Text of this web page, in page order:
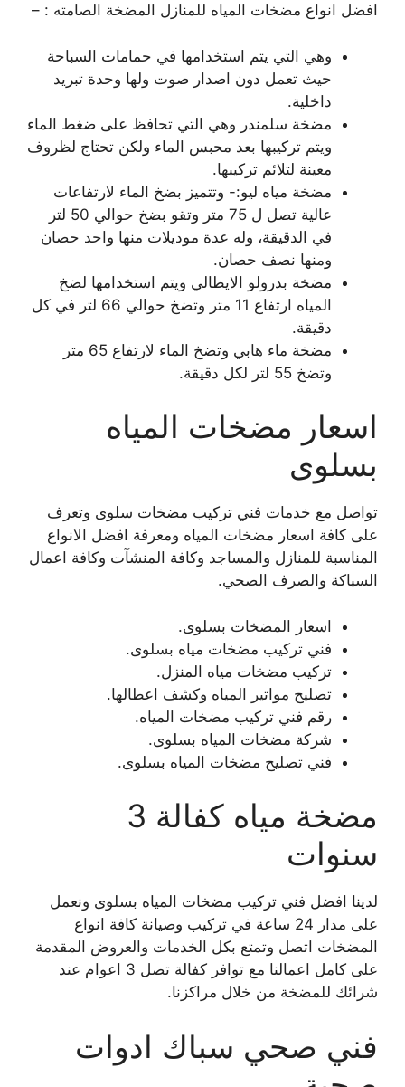
افضل انواع مضخات المياه للمنازل المضخة الصامته : –
وهي التي يتم استخدامها في حمامات السباحة
حيث تعمل دون اصدار صوت ولها وحدة تبريد
داخلية.
مضخة سلمندر وهي التي تحافظ على ضغط الماء
ويتم تركيبها بعد محبس الماء ولكن تحتاج لظروف
معينة لتلائم تركيبها.
مضخة مياه ليو:- وتتميز بضخ الماء لارتفاعات
عالية تصل ل 75 متر وتقو بضخ حوالي 50 لتر
في الدقيقة، وله عدة موديلات منها واحد حصان
ومنها نصف حصان.
مضخة بدرولو الايطالي ويتم استخدامها لضخ
المياه ارتفاع 11 متر وتضخ حوالي 66 لتر في كل
دقيقة.
مضخة ماء هابي وتضخ الماء لارتفاع 65 متر
وتضخ 55 لتر لكل دقيقة.
اسعار مضخات المياه
بسلوى
تواصل مع خدمات فني تركيب مضخات سلوى وتعرف
على كافة اسعار مضخات المياه ومعرفة افضل الانواع
المناسبة للمنازل والمساجد وكافة المنشآت وكافة اعمال
السباكة والصرف الصحي.
اسعار المضخات بسلوى.
فني تركيب مضخات مياه بسلوى.
تركيب مضخات مياه المنزل.
تصليح مواتير المياه وكشف اعطالها.
رقم فني تركيب مضخات المياه.
شركة مضخات المياه بسلوى.
فني تصليح مضخات المياه بسلوى.
مضخة مياه كفالة 3
سنوات
لدينا افضل فني تركيب مضخات المياه بسلوى ونعمل
على مدار 24 ساعة في تركيب وصيانة كافة انواع
المضخات اتصل وتمتع بكل الخدمات والعروض المقدمة
على كامل اعمالنا مع توافر كفالة تصل 3 اعوام عند
شرائك للمضخة من خلال مراكزنا.
فني صحي سباك ادوات